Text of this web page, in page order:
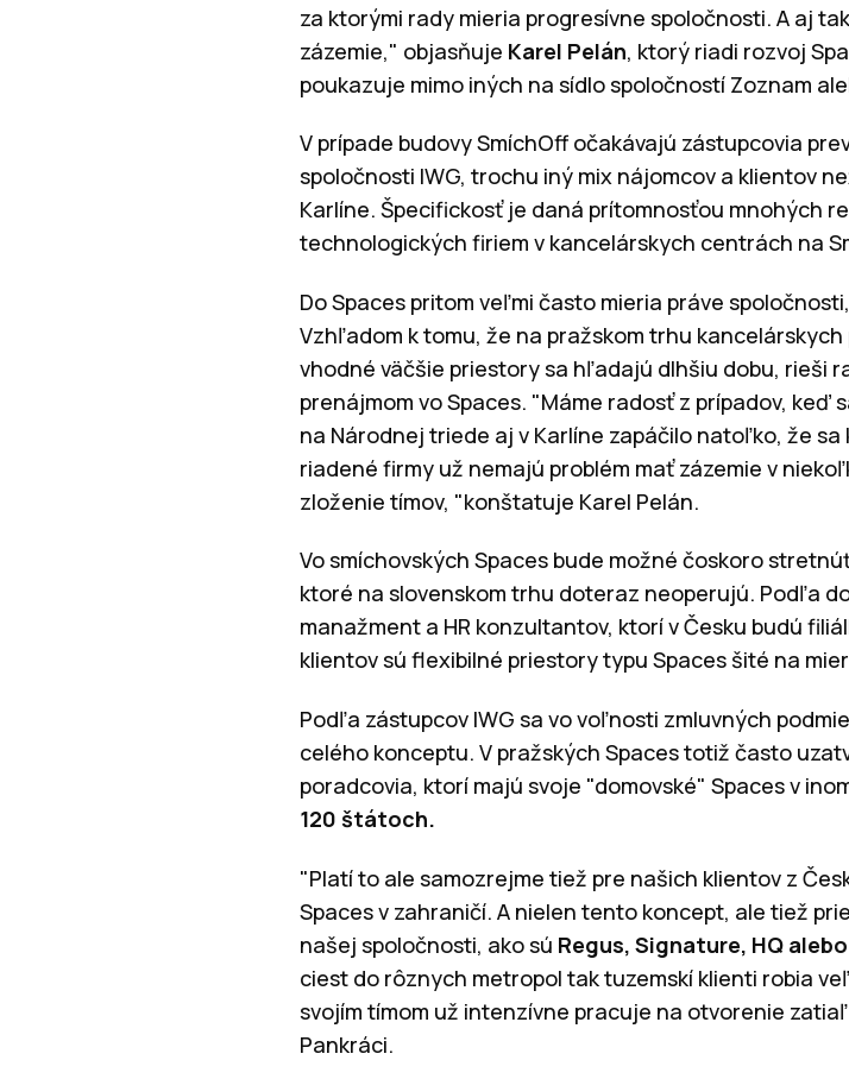
za ktorými rady mieria progresívne spoločnosti. A aj
zázemie," objasňuje Karel Pelán, ktorý riadi rozvoj
poukazuje mimo iných na sídlo spoločností Zoznam
V prípade budovy SmíchOff očakávajú zástupcovia
spoločnosti IWG, trochu iný mix nájomcov a klientov
Karlíne. Špecifickosť je daná prítomnosťou mnohých
technologických firiem v kancelárskych centrách na
Do Spaces pritom veľmi často mieria práve spoločnosti,
Vzhľadom k tomu, že na pražskom trhu
vhodné väčšie priestory sa hľadajú dlhšiu dobu, rieši
prenájmom vo Spaces. "Máme radosť z prípadov, keď
na Národnej triede aj v Karlíne zapáčilo natoľko, že
riadené firmy už nemajú problém mať zázemie v
zloženie tímov, "konštatuje Karel Pelán.
Vo smíchovských Spaces bude možné čoskoro
ktoré na slovenskom trhu doteraz neoperujú. Podľa
manažment a HR konzultantov, ktorí v Česku budú
klientov sú flexibilné priestory typu Spaces šité na
Podľa zástupcov IWG sa vo voľnosti zmluvných
celého konceptu. V pražských Spaces totiž často
poradcovia, ktorí majú svoje "domovské" Spaces v
120 štátoch.
"Platí to ale samozrejme tiež pre našich klientov z
Spaces v zahraničí. A nielen tento koncept, ale tiež
našej spoločnosti, ako sú Regus, Signature, HQ
ciest do rôznych metropol tak tuzemskí klienti robia
svojím tímom už intenzívne pracuje na otvorenie
Pankráci.